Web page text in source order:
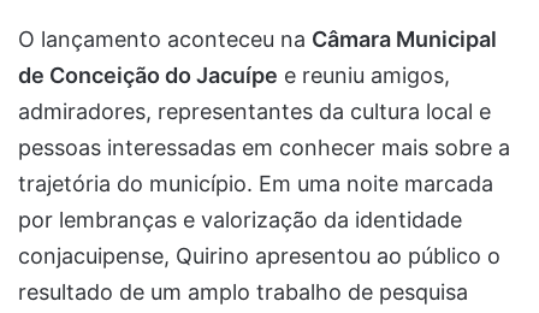
O lançamento aconteceu na Câmara Municipal
de Conceição do Jacuípe e reuniu amigos,
admiradores, representantes da cultura local e
pessoas interessadas em conhecer mais sobre a
trajetória do município. Em uma noite marcada
por lembranças e valorização da identidade
conjacuipense, Quirino apresentou ao público o
resultado de um amplo trabalho de pesquisa